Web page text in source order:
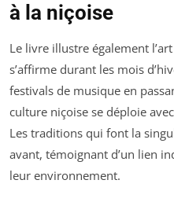
à la niçoise
Le livre illustre également
s’affirme durant les mois
festivals de musique en
culture niçoise se déploie
Les traditions qui font la
avant, témoignant d’un lien
leur environnement.